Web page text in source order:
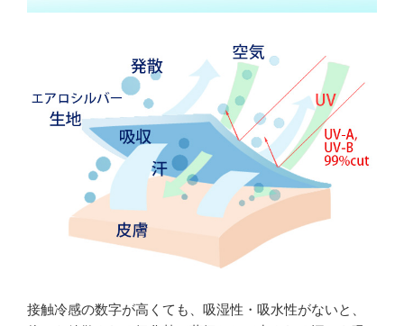
接触冷感の数字が高くても、吸湿性・吸水性がないと、